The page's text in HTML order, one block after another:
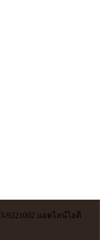
9221002 แอดไลน์ไอดี